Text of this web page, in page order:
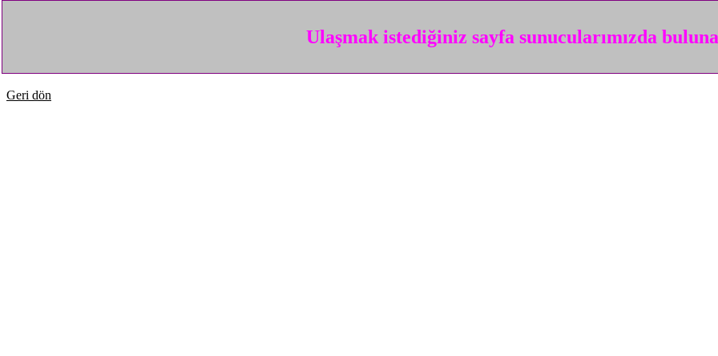
Ulaşmak istediğiniz sayfa sunucularımızda
Geri dön